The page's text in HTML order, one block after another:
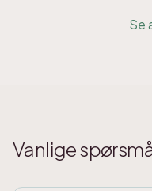
Se
Vanlige